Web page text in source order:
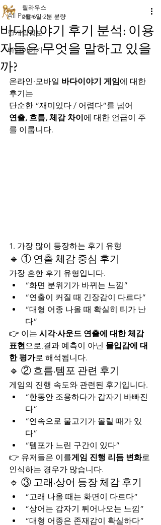
All Posts
릴게임정보
바다이야기
바다이야기 후기 분석: 이용
자들은 무엇을 말하고 있을
까?
릴라우스
2월 6일 2분 분량
온라인·모바일 바다이야기 게임에 대한
후기는
단순한 “재미있다 / 어렵다”를 넘어
연출, 흐름, 체감 차이에 대한 언급이 주
를 이룹니다.
1. 가장 많이 등장하는 후기 유형
🔹 ① 연출 체감 중심 후기
가장 흔한 후기 유형입니다.
“화면 분위기가 바뀌는 느낌”
“연출이 커질 때 긴장감이 다르다”
“대형 어종 나올 때 확실히 티가 난
다”
👉 이는 시각·사운드 연출에 대한 체감
표현으로,결과 예측이 아닌 몰입감에 대
한 평가로 해석됩니다.
🔹 ② 흐름·템포 관련 후기
게임의 진행 속도와 관련된 후기입니다.
“한동안 조용하다가 갑자기 바빠진
다”
“연속으로 물고기가 몰릴 때가 있
다”
“템포가 느린 구간이 있다”
👉 유저들은 이를게임 진행 리듬 변화로
인식하는 경우가 많습니다.
🔹 ③ 고래·상어 등장 체감 후기
“고래 나올 때는 화면이 다르다”
“상어는 갑자기 튀어나오는 느낌”
“대형 어종은 존재감이 확실하다”